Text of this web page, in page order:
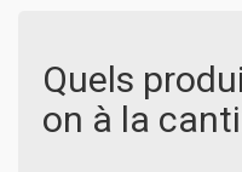
Quels
on à la